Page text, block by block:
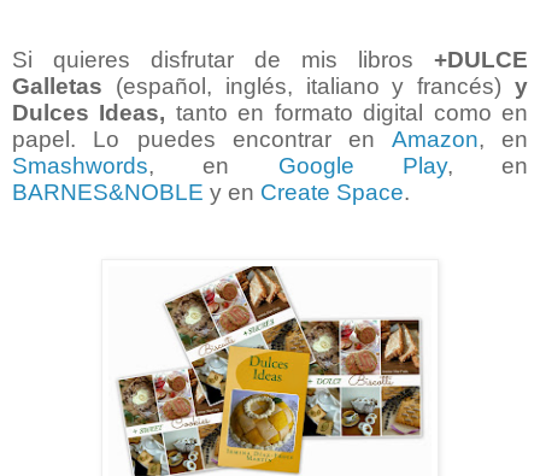
Si quieres disfrutar de mis libros +DULCE
Galletas (español, inglés, italiano y francés) y
Dulces Ideas, tanto en formato digital como en
papel. Lo puedes encontrar en Amazon, en
Smashwords, en Google Play, en
BARNES&NOBLE y en Create Space.